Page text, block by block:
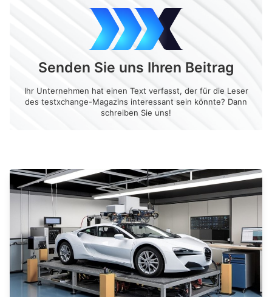
Senden Sie uns Ihren Beitrag
Ihr Unternehmen hat einen Text verfasst, der für die Leser
des testxchange-Magazins interessant sein könnte? Dann
schreiben Sie uns!